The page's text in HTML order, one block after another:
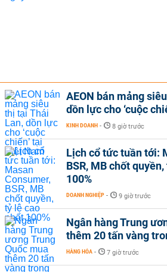
AEON bán mảng
dồn lực cho ‘cuộc
KINH DOANH - 8 giờ trước
Lịch cổ tức tuần tới:
BSR, MB chốt
100%
DOANH NGHIỆP - 9 giờ trước
Ngân hàng Trung
thêm 20 tấn vàng
HÀNG HÓA - 7 giờ trước